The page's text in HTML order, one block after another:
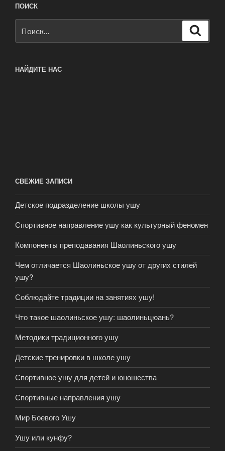
ПОИСК
НАЙДИТЕ НАС
СВЕЖИЕ ЗАПИСИ
Детское подразделение школы ушу
Спортивное направление ушу как культурный феномен
Компоненты преподавания Шаолиньского ушу
Чем отличается Шаолиньское ушу от других стилей
ушу?
Соблюдайте традиции на занятиях ушу!
Что такое шаолиньское ушу: шаолиньцюань?
Методики традиционного ушу
Детские тренировки в школе ушу
Спортивное ушу для детей и юношества
Спортивные направления ушу
Мир Боевого Ушу
Ушу или кунфу?